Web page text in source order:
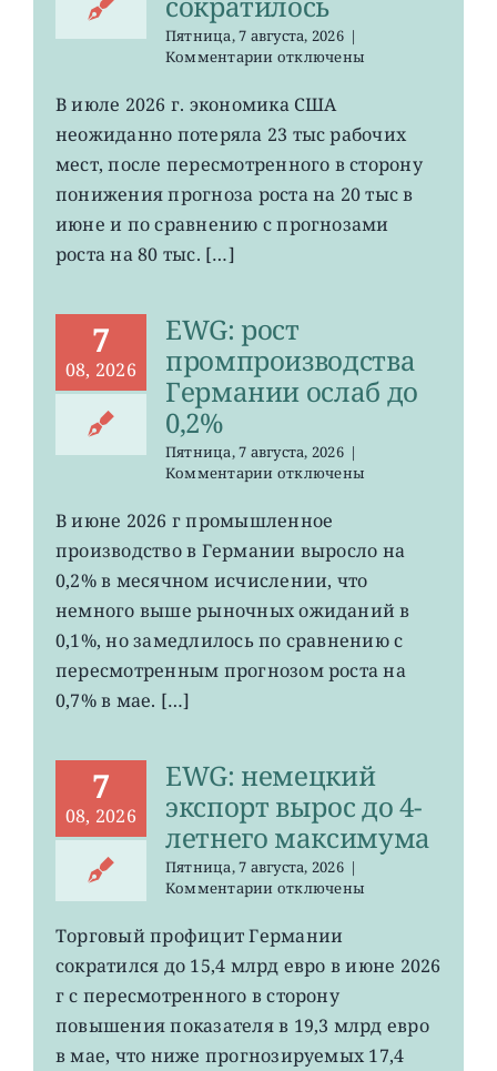
Пятница, 7 августа, 2026 |
Комментариик
VOO:
рабочих
мест
США
неожиданно
отключены
В июле 2026 г. экономика США
неожиданно потеряла 23 тыс рабочих
мест, после пересмотренного в сторону
понижения прогноза роста на 20 тыс в
июне и по сравнению с прогнозами
роста на 80 тыс. […]
7
08, 2026
EWG: рост
промпроизводства
Германии ослаб до
0,2%
Пятница, 7 августа, 2026 |
Комментариик
EWG:
рост
промпроизводства
Германии
до
0,2%
отключены
В июне 2026 г промышленное
производство в Германии выросло на
0,2% в месячном исчислении, что
немного выше рыночных ожиданий в
0,1%, но замедлилось по сравнению с
пересмотренным прогнозом роста на
0,7% в мае. […]
7
08, 2026
EWG: немецкий
экспорт вырос до 4-
летнего максимума
Пятница, 7 августа, 2026 |
Комментариик
EWG:
немецкий
экспорт
вырос
4-
летнего
отключены
Торговый профицит Германии
сократился до 15,4 млрд евро в июне 2026
г с пересмотренного в сторону
повышения показателя в 19,3 млрд евро
в мае, что ниже прогнозируемых 17,4